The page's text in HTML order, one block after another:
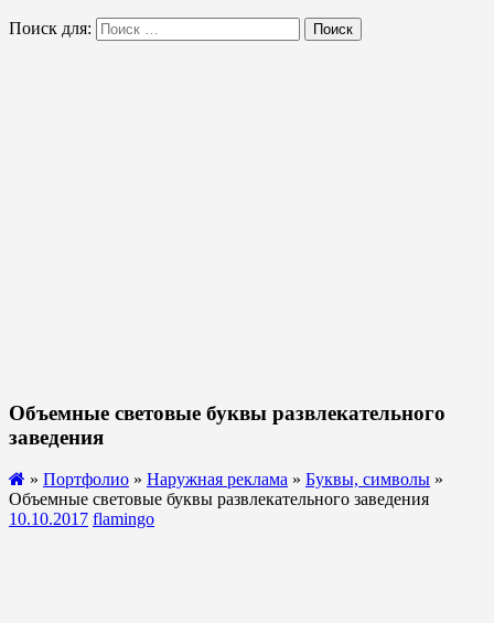
Поиск для: Поиск
Объемные световые буквы развлекательного
заведения
» Портфолио » Наружная реклама » Буквы, символы »
Объемные световые буквы развлекательного заведения
10.10.2017 flamingo